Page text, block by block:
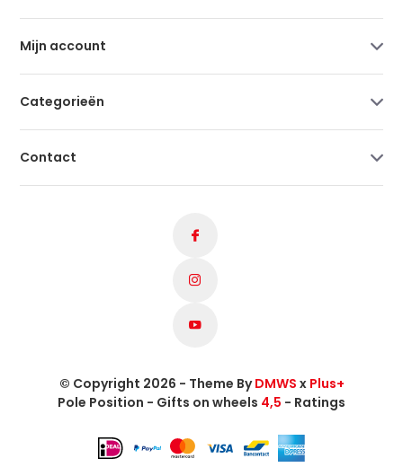
Mijn account
Categorieën
Contact
© Copyright 2026 - Theme ByDMWS x Plus+
Pole Position - Gifts on wheels 4,5 - Ratings